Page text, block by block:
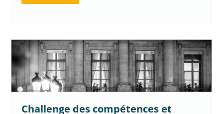
Challenge des compétences et